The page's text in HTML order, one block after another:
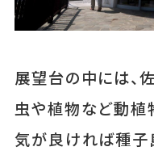
展望台の中には、
虫や植物など動植
気が良ければ種子